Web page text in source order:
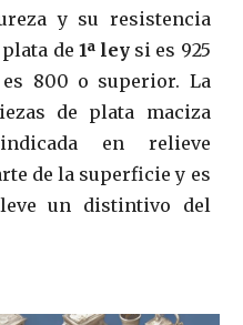
y su resistencia
de 1ª ley si es 925
800 o superior. La
de plata maciza
en relieve
de la superficie y es
un distintivo del